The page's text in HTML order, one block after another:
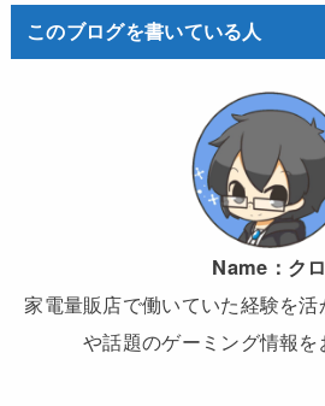
このブログを書いている人
Name： クロ
家電量販店で働いていた経験を活
や話題のゲーミング情報を